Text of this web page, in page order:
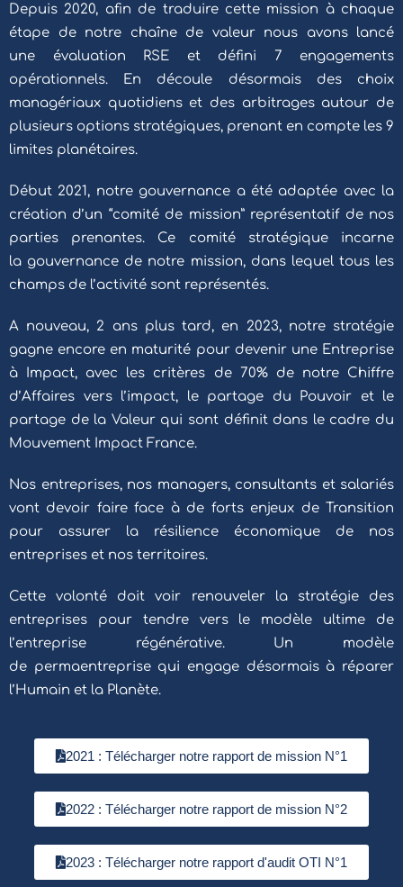
Depuis 2020, afin de traduire cette mission à chaque
étape de notre chaîne de valeur nous avons lancé
une évaluation RSE et défini 7 engagements
opérationnels. En découle désormais des choix
managériaux quotidiens et des arbitrages autour de
plusieurs options stratégiques, prenant en compte les 9
limites planétaires.
Début 2021, notre gouvernance a été adaptée avec la
création d’un “comité de mission” représentatif de nos
parties prenantes. Ce comité stratégique incarne
la gouvernance de notre mission, dans lequel tous les
champs de l’activité sont représentés.
A nouveau, 2 ans plus tard, en 2023, notre stratégie
gagne encore en maturité pour devenir une Entreprise
à Impact, avec les critères de 70% de notre Chiffre
d’Affaires vers l’impact, le partage du Pouvoir et le
partage de la Valeur qui sont définit dans le cadre du
Mouvement Impact France.
Nos entreprises, nos managers, consultants et salariés
vont devoir faire face à de forts enjeux de Transition
pour assurer la résilience économique de nos
entreprises et nos territoires.
Cette volonté doit voir renouveler la stratégie des
entreprises pour tendre vers le modèle ultime de
l’entreprise régénérative. Un modèle
de permaentreprise qui engage désormais à réparer
l’Humain et la Planète.
2021 : Télécharger notre rapport de mission N°1
2022 : Télécharger notre rapport de mission N°2
2023 : Télécharger notre rapport d'audit OTI N°1